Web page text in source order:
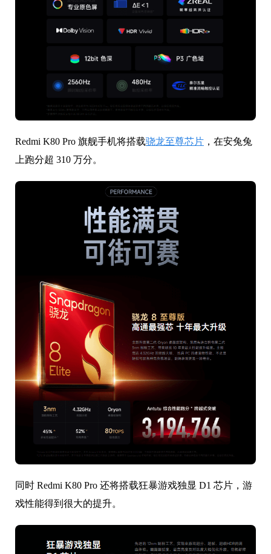
Redmi K80 Pro 旗舰手机将搭载骁龙至尊芯片 ，在安兔兔
上跑分超 310 万分。
同时 Redmi K80 Pro 还将搭载狂暴游戏独显 D1 芯片，游
戏性能得到很大的提升。